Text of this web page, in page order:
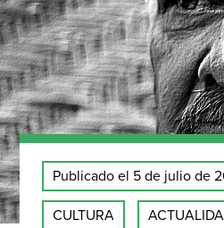
Publicado el 5 de julio de
CULTURA